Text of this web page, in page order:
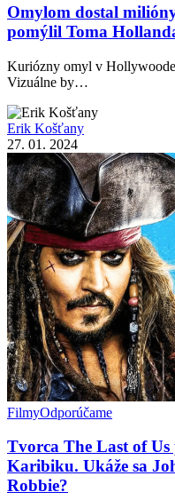
Omylom dostal
pomýlil Toma
Kuriózny omyl v
Vizuálne by…
Erik Košťany
27. 01. 2024
FilmyOdporúčame
Tvorca The Last of
Karibiku. Ukáže sa
Robbie?